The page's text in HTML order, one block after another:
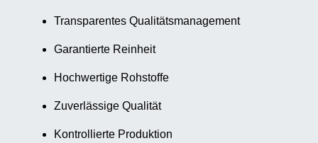
Transparentes Qualitätsmanagement
Garantierte Reinheit
Hochwertige Rohstoffe
Zuverlässige Qualität
Kontrollierte Produktion